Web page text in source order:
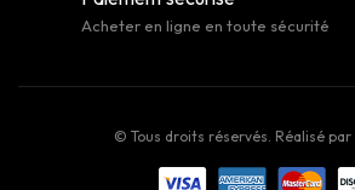
Acheter en ligne en toute sécurité
© Tous droits réservés. Réalisé par